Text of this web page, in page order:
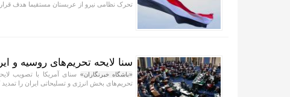
تحرک نظامی نیرو از عربستان مستقیما هدف
سنا لایحه تحریم‌های روسیه و
«باشگاه خبرنگاران» سنای آمریکا با تصویب
تحریم‌های بخش انرژی و تسلیحاتی ایران را تمدید